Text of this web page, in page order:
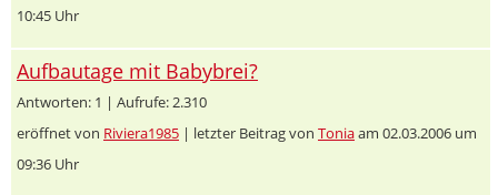
10:45 Uhr
Aufbautage mit Babybrei?
Antworten: 1 | Aufrufe: 2.310
eröffnet von Riviera1985 | letzter Beitrag von Toniaam 02.03.2006 um
09:36 Uhr